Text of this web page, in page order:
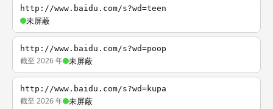
http://www.baidu.com/s?wd=teen
未屏蔽
http://www.baidu.com/s?wd=poop
截至 2026 年 未屏蔽
http://www.baidu.com/s?wd=kupa
截至 2026 年 未屏蔽